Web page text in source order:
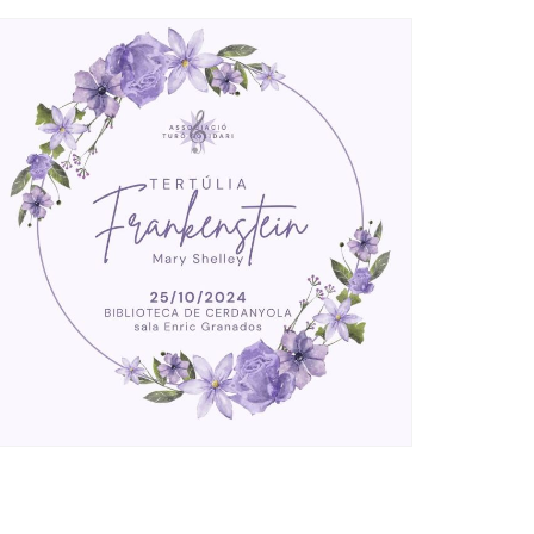
Ètica i Integritat
Retiment de Comptes
Dades Obertes
Catàleg de Serveis i Tràmits
Entitats
Equipaments
Mercats Municipals
Webs Municipals